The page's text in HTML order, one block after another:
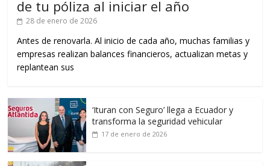
de tu póliza al iniciar el año
28 de enero de 2026
Antes de renovarla. Al inicio de cada año, muchas familias y
empresas realizan balances financieros, actualizan metas y
replantean sus
‘Ituran con Seguro’ llega a Ecuador y
transforma la seguridad vehicular
17 de enero de 2026